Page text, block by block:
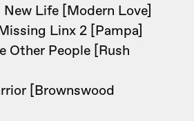
Life [Modern Love]
Linx 2 [Pampa]
Other People [Rush
[Brownswood